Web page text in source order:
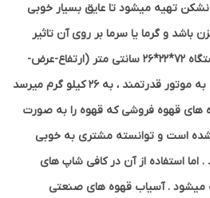
تهیه میشود تا عایق بسیار خوبی
باشد و گرما یا سرما بر روی آن تاثیر
گذار نباشند . ابعاد بدنه ی دستگاه 72*22*26 سانتی متر (ارتفاع-عرض-
طول) است و وزن آن با توجه به موتور قدرتمند ، به 26 کیلو گرم میرسد
های قهوه فروشی که قهوه را به صورت
شده است و توانسته مشتری به خوبی
استفاده از آن در کافی شاپ های
میشود . آسیاب قهوه های صنعتی